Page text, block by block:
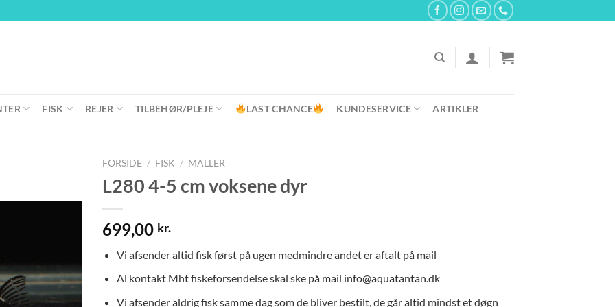
FISK REJER TILBEHØR/PLEJE LAST CHANCE KUNDESERVICE ARTIKLER
FORSIDE / FISK / MALLER
L280 4-5 cm voksene dyr
699,00 kr.
Vi afsender altid fisk først på ugen medmindre andet er aftalt på mail
Al kontakt Mht fiskeforsendelse skal ske på mail info@aquatantan.dk
Vi afsender aldrig fisk samme dag som de bliver bestilt, de går altid mindst et døgn